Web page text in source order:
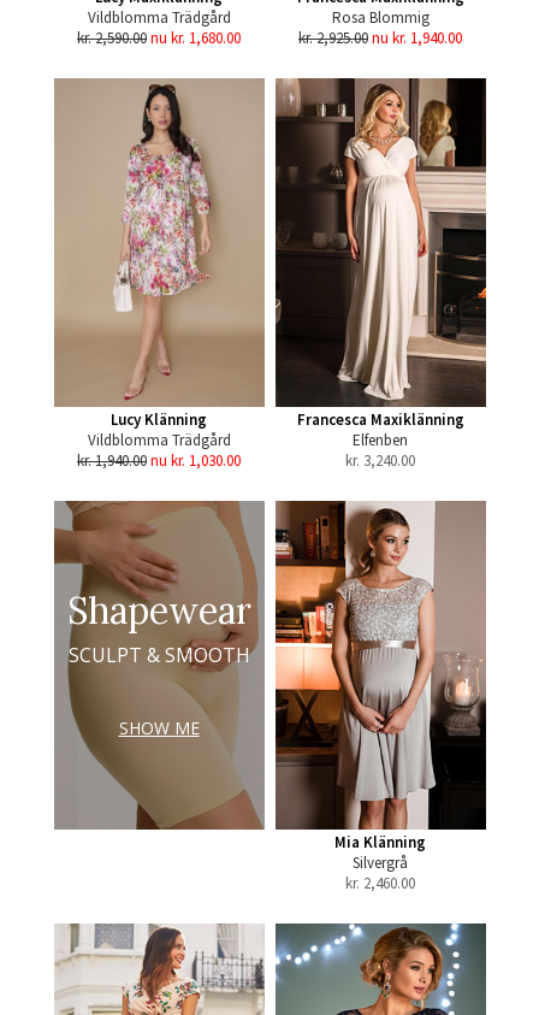
Vildblomma Trädgård
kr. 2,590.00nu kr. 1,680.00
Rosa Blommig
kr. 2,925.00nu kr. 1,940.00
Lucy Klänning
Vildblomma Trädgård
kr. 1,940.00nu kr. 1,030.00
Francesca Maxiklänning
Elfenben
kr. 3,240.00
Shapewear
SCULPT & SMOOTH
SHOW ME
Mia Klänning
Silvergrå
kr. 2,460.00